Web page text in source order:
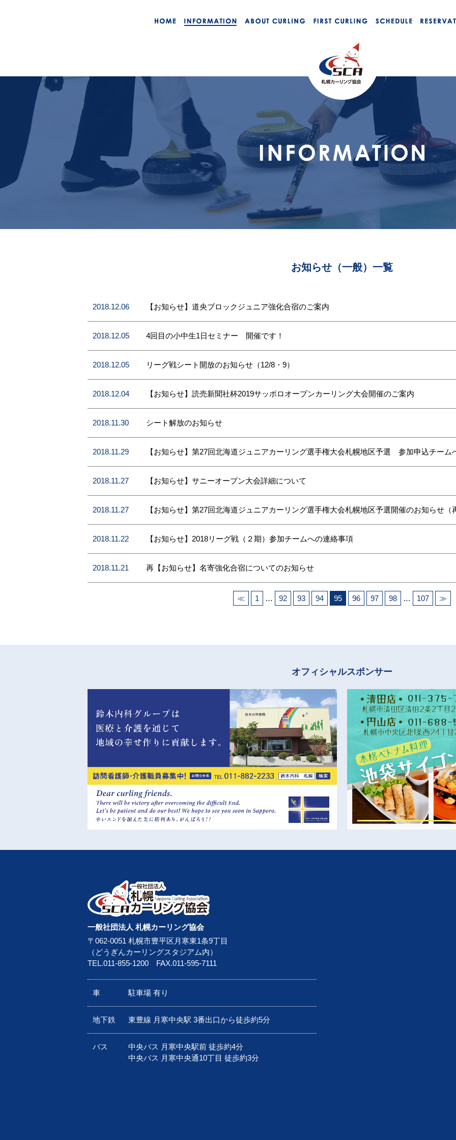
お知らせ（一般）一覧
2018.12.06 【お知らせ】道央ブロックジュニア強化合宿のご案内
2018.12.05 4回目の小中生1日セミナー 開催です！
2018.12.05 リーグ戦シート開放のお知らせ（12/8・9）
2018.12.04 【お知らせ】読売新聞社杯2019サッポロオープンカーリング大会開催のご案内
2018.11.30 シート解放のお知らせ
2018.11.29 【お知らせ】第27回北海道ジュニアカーリング選手権大会札幌地区予選 参加申込チーム
2018.11.27 【お知らせ】サニーオープン大会詳細について
2018.11.27 【お知らせ】第27回北海道ジュニアカーリング選手権大会札幌地区予選開催のお知らせ（
2018.11.22 【お知らせ】2018リーグ戦（２期）参加チームへの連絡事項
2018.11.21 再【お知らせ】名寄強化合宿についてのお知らせ
≪ 1 … 92 93 94 95 96 97 98 … 107 ≫
オフィシャルスポンサー
一般社団法人 札幌カーリング協会
〒062-0051 札幌市豊平区月寒東1条9丁目
（どうぎんカーリングスタジアム内）
TEL.011-855-1200 FAX.011-595-7111
車 駐車場 有り
地下鉄 東豊線 月寒中央駅 3番出口から徒歩約5分
バス
中央バス 月寒中央駅前 徒歩約4分
中央バス 月寒中央通10丁目 徒歩約3分